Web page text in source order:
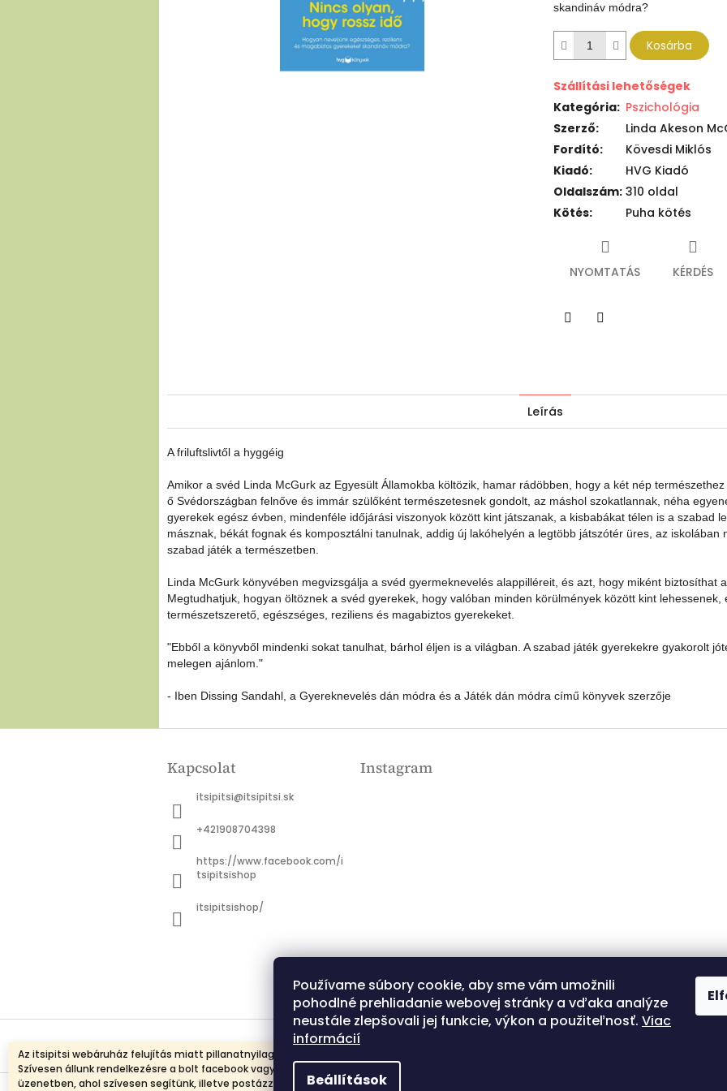
Používame súbory cookie, aby sme vám umožnili
pohodlné prehliadanie webovej stránky a vďaka analýze
neustále zlepšovali jej funkcie, výkon a použiteľnosť. Viac
informácií
Beállítások
Az itsipitsi webáruház felujítás miatt pillanatnyilag nem üzemel.
Szívesen állunk rendelkezésre a bolt facebook vagy insta oldalán
üzenetben, ahol szívesen segítünk, illetve postázzuk a kívánt
skandináv módra?
Kosárba
Szállítási lehetőségek
Kategória: Pszichológia
Szerző:
Linda Akeson
Fordító:
Kövesdi Miklós
Kiadó:
HVG Kiadó
Oldalszám: 310 oldal
Kötés: Puha kötés
NYOMTATÁS KÉRDÉS
Leírás
A friluftslivtől a hyggéig
Amikor a svéd Linda McGurk az Egyesült Államokba költözik, hamar rádöbben, hogy a két nép
ő Svédországban felnőve és immár szülőként természetesnek gondolt, az máshol szokatlannak, néha
gyerekek egész évben, mindenféle időjárási viszonyok között kint játszanak, a kisbabákat télen is a szabad
másznak, békát fognak és komposztálni tanulnak, addig új lakóhelyén a legtöbb játszótér üres, az iskolában
szabad játék a természetben.
Linda McGurk könyvében megvizsgálja a svéd gyermeknevelés alappilléreit, és azt, hogy miként biztosíthat
Megtudhatjuk, hogyan öltöznek a svéd gyerekek, hogy valóban minden körülmények között kint
természetszerető, egészséges, reziliens és magabiztos gyerekeket.
"Ebből a könyvből mindenki sokat tanulhat, bárhol éljen is a világban. A szabad játék gyerekekre gyakorolt
melegen ajánlom."
- Iben Dissing Sandahl, a Gyereknevelés dán módra és a Játék dán módra című könyvek szerzője
Kapcsolat
itsipitsi@itsipitsi.sk
+421908704398
https://www.facebook.com/i
tsipitsishop
itsipitsishop/
Instagram
Kövessen minket az
Instagramon